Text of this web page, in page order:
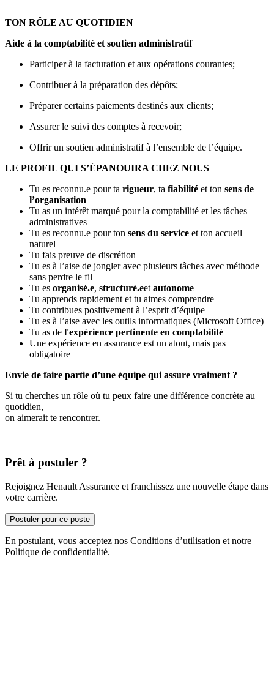
TON RÔLE AU QUOTIDIEN
Aide à la comptabilité et soutien administratif
Participer à la facturation et aux opérations courantes;
Contribuer à la préparation des dépôts;
Préparer certains paiements destinés aux clients;
Assurer le suivi des comptes à recevoir;
Offrir un soutien administratif à l’ensemble de l’équipe.
LE PROFIL QUI S’ÉPANOUIRA CHEZ NOUS
Tu es reconnu.e pour ta rigueur, ta fiabilité et ton sens de
l’organisation
Tu as un intérêt marqué pour la comptabilité et les tâches
administratives
Tu es reconnu.e pour ton sens du service et ton accueil
naturel
Tu fais preuve de discrétion
Tu es à l’aise de jongler avec plusieurs tâches avec méthode
sans perdre le fil
Tu es organisé.e, structuré.eet autonome
Tu apprends rapidement et tu aimes comprendre
Tu contribues positivement à l’esprit d’équipe
Tu es à l’aise avec les outils informatiques (Microsoft Office)
Tu as de l'expérience pertinente en comptabilité
Une expérience en assurance est un atout, mais pas
obligatoire
Envie de faire partie d’une équipe qui assure vraiment ?
Si tu cherches un rôle où tu peux faire une différence concrète au
quotidien,
on aimerait te rencontrer.
Prêt à postuler ?
Rejoignez Henault Assurance et franchissez une nouvelle étape dans
votre carrière.
Postuler pour ce poste
En postulant, vous acceptez nos Conditions d’utilisation et notre
Politique de confidentialité.